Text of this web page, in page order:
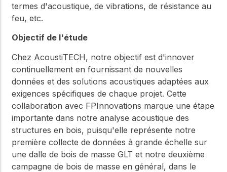
termes d'acoustique, de vibrations, de résistance au
feu, etc.
Objectif de l'étude
Chez AcoustiTECH, notre objectif est d'innover
continuellement en fournissant de nouvelles
données et des solutions acoustiques adaptées aux
exigences spécifiques de chaque projet. Cette
collaboration avec FPInnovations marque une étape
importante dans notre analyse acoustique des
structures en bois, puisqu'elle représente notre
première collecte de données à grande échelle sur
une dalle de bois de masse GLT et notre deuxième
campagne de bois de masse en général, dans le